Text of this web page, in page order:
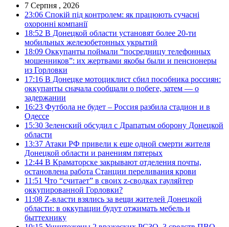
7 Серпня , 2026
23:06 Спокій під контролем: як працюють сучасні
охоронні компанії
18:52 В Донецкой области установят более 20-ти
мобильных железобетонных укрытий
18:09 Оккупанты поймали “посредницу телефонных
мошенников”: их жертвами якобы были и пенсионеры
из Горловки
17:16 В Донецке мотоциклист сбил пособника россиян:
оккупанты сначала сообщали о побеге, затем — о
задержании
16:23 Футбола не будет – Россия разбила стадион и в
Одессе
15:30 Зеленский обсудил с Драпатым оборону Донецкой
области
13:37 Атаки РФ привели к еще одной смерти жителя
Донецкой области и ранениям пятерых
12:44 В Краматорске закрывают отделения почты,
остановлена работа Станции переливания крови
11:51 Что “считает” в своих z-сводках гауляйтер
оккупированной Горловки?
11:08 Z-власти взялись за вещи жителей Донецкой
области: в оккупации будут отжимать мебель и
быттехнику